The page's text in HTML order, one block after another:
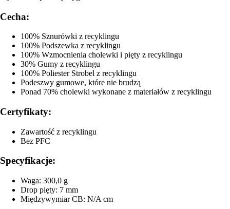
Cecha:
100% Sznurówki z recyklingu
100% Podszewka z recyklingu
100% Wzmocnienia cholewki i pięty z recyklingu
30% Gumy z recyklingu
100% Poliester Strobel z recyklingu
Podeszwy gumowe, które nie brudzą
Ponad 70% cholewki wykonane z materiałów z recyklingu
Certyfikaty:
Zawartość z recyklingu
Bez PFC
Specyfikacje:
Waga: 300,0 g
Drop pięty: 7 mm
Międzywymiar CB: N/A cm